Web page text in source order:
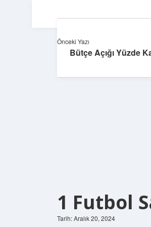
1 Futbol
Tarih: Aralık 20, 2024
Önceki Yazı
Bütçe Açığı Yüzde